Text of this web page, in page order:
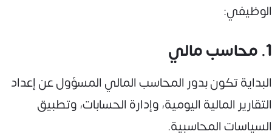
الوظيفي:
1. محاسب مالي
البداية تكون بدور المحاسب المالي المسؤول عن إعداد
التقارير المالية اليومية، وإدارة الحسابات، وتطبيق
السياسات المحاسبية.